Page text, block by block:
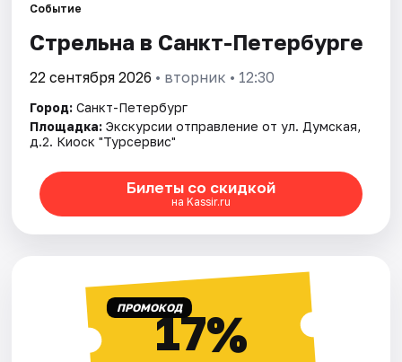
Событие
Стрельна в Санкт-Петербурге
22 сентября 2026 • вторник • 12:30
Город: Санкт-Петербург
Площадка: Экскурсии отправление от ул. Думская,
д.2. Киоск "Турсервис"
Билеты со скидкой
на Kassir.ru
ПРОМОКОД17%